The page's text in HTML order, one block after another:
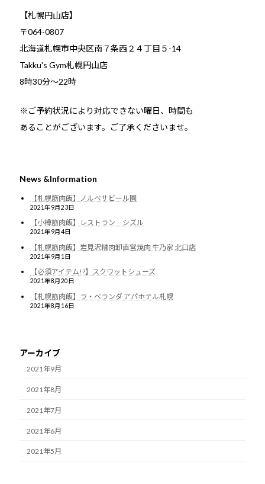
【札幌円山店】
〒064-0807
北海道札幌市中央区南７条西２４丁目５-14
Takku's Gym札幌円山店
8時30分～22時
※ご予約状況により対応できない曜日、時間も
あることがございます。ご了承くださいませ。
News &Information
【札幌筋肉飯】ノルベサビール園
2021年9月23日
【小樽筋肉飯】レストラン シズル
2021年9月4日
【札幌筋肉飯】岩見沢精肉卸直営焼肉 牛乃家 北口店
2021年9月1日
【必須アイテム!?】スクワットシューズ
2021年8月20日
【札幌筋肉飯】ラ・ベランダ アパホテル札幌
2021年8月16日
アーカイブ
2021年9月
2021年8月
2021年7月
2021年6月
2021年5月